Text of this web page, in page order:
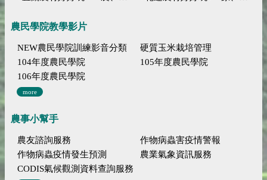
農民學院教學影片
NEW農民學院訓練影音分類
硬質玉米栽培管理
104年度農民學院
105年度農民學院
106年度農民學院
more
農事小幫手
農友諮詢服務
作物病蟲害疫情警報
作物病蟲疫情發生預測
農業氣象資訊服務
CODIS氣候觀測資料查詢服務